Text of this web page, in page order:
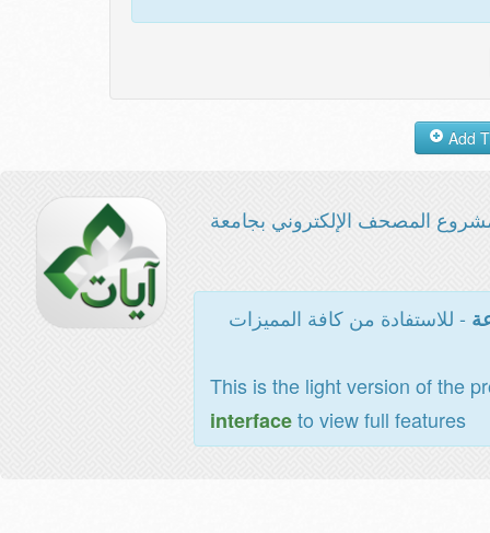
المصحف الإلكتروني بجامعة
- للاستفادة من كافة المميزات
This is the light version of the
interfaceto view full features